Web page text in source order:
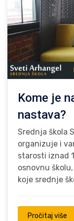
Kome je
nastava?
Srednja škola
organizuje i
starosti iznad
osnovnu
koje srednje
Pročitaj više